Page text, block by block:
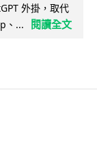
外掛，取代
、...
閱讀全文